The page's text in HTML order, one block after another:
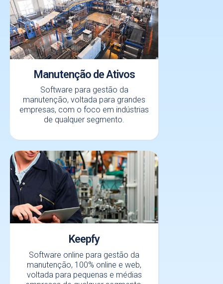
Manutenção de Ativos
Software para gestão da
manutenção, voltada para grandes
empresas, com o foco em indústrias
de qualquer segmento.
Keepfy
Software online para gestão da
manutenção, 100% online e web,
voltada para pequenas e médias